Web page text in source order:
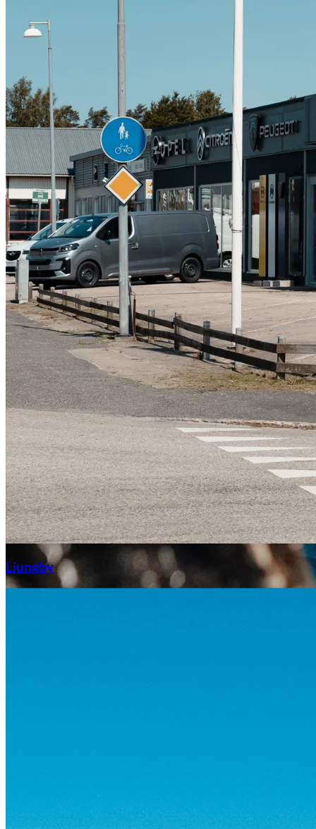
Aixiam
Serviceverkstad
Ljungby